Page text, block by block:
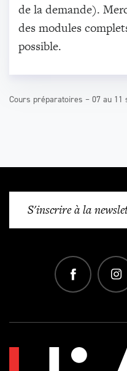
de la demande).
des modules
possible.
Cours préparatoires – 07 au 11